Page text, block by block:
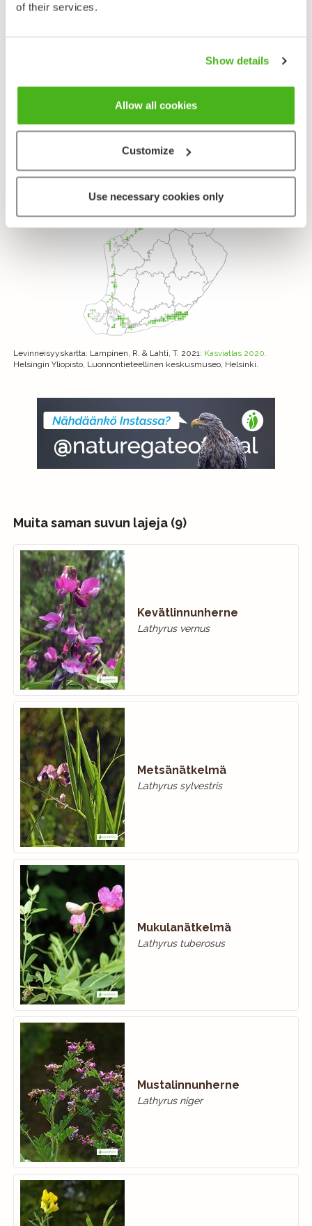
of their services.
Show details
Allow all cookies
Customize
Use necessary cookies only
Levinneisyyskartta: Lampinen, R. & Lahti, T. 2021: Kasviatlas 2020.
Helsingin Yliopisto, Luonnontieteellinen keskusmuseo, Helsinki.
Muita saman suvun lajeja (9)
Kevätlinnunherne
Lathyrus vernus
Metsänätkelmä
Lathyrus sylvestris
Mukulanätkelmä
Lathyrus tuberosus
Mustalinnunherne
Lathyrus niger